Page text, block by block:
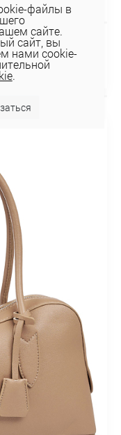
файлы в
сайте.
сайт, вы
нами cookie-
.